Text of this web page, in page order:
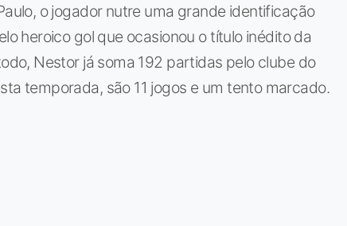
o jogador nutre uma grande identificação
heroico gol que ocasionou o título inédito da
Nestor já soma 192 partidas pelo clube do
temporada, são 11 jogos e um tento marcado.